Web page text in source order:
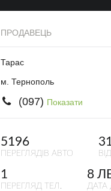
ПРОДАВЕЦЬ
Тарас
м. Тернополь
(097) Показати
5196
ПЕРЕГЛЯДІВ АВТО
1
ПЕРЕГЛЯД ТЕЛ.
8
ДАТА